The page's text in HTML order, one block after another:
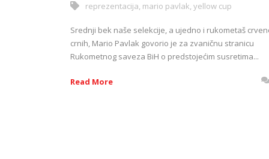
reprezentacija, mario pavlak, yellow cup
Srednji bek naše selekcije, a ujedno i rukometaš
crnih, Mario Pavlak govorio je za zvaničnu stranicu
Rukometnog saveza BiH o predstojećim susretima...
Read More